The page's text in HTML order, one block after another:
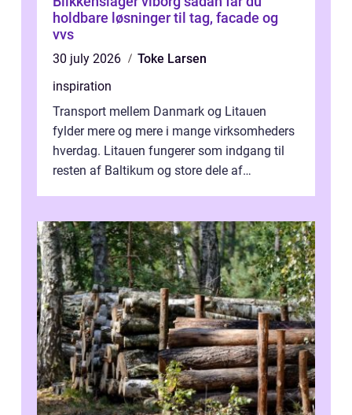
holdbare løsninger til tag, facade og
vvs
30 july 2026
Toke Larsen
inspiration
Transport mellem Danmark og Litauen
fylder mere og mere i mange virksomheders
hverdag. Litauen fungerer som indgang til
resten af Baltikum og store dele af